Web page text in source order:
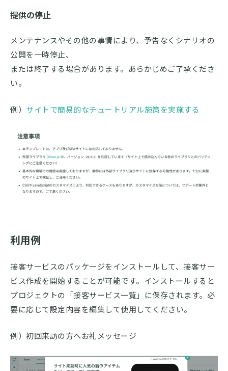
提供の停止
メンテナンスやその他の事情により、予告なくシナリオの
公開を一時停止、
または終了する場合があります。あらかじめご了承くださ
い。
例） サイトで簡易的なチュートリアル施策を実施する
利用例
接客サービスのパッケージをインストールして、接客サー
ビス作成を開始することが可能です。インストールすると
プロジェクトの「接客サービス一覧」に保存されます。必
要に応じて設定内容を編集して使用してください。
例）初回来訪の方へお礼メッセージ